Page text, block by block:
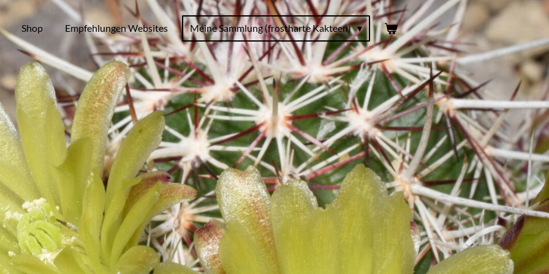
Shop Empfehlungen Websites Meine Sammlung (frostharte Kakteen)